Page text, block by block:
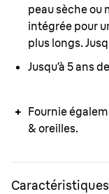
peau sèche ou
intégrée pour
plus longs.
Jusqu’à 5 ans
Fournie
& oreilles.